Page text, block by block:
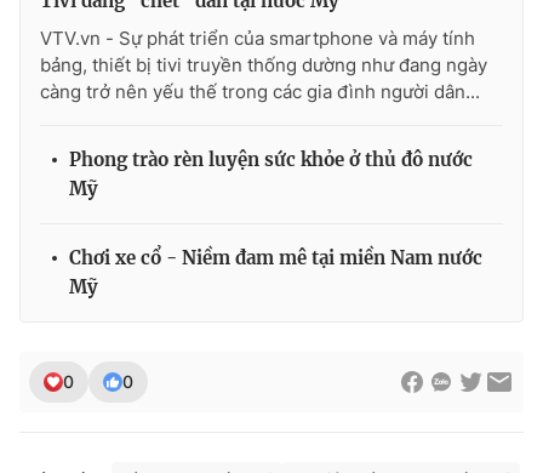
Ðiện thoại Thời báo VTV:024.66 897 897
Email:toasoan@vtv.vn
Liên hệ quảng cáo:
024-7300.7108
VTV.vn - Sự phát triển của smartphone và máy tính
bảng, thiết bị tivi truyền thống dường như đang ngày
càng trở nên yếu thế trong các gia đình người dân...
Phong trào rèn luyện sức khỏe ở thủ đô nước
Mỹ
Chơi xe cổ - Niềm đam mê tại miền Nam nước
Mỹ
0 0